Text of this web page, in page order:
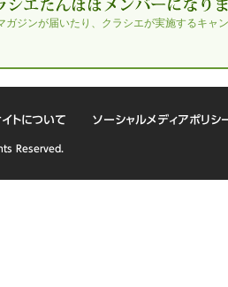
ガジンが届いたり、クラシエが実施するキャ
トについて ソーシャルメディアポリシ
Reserved.